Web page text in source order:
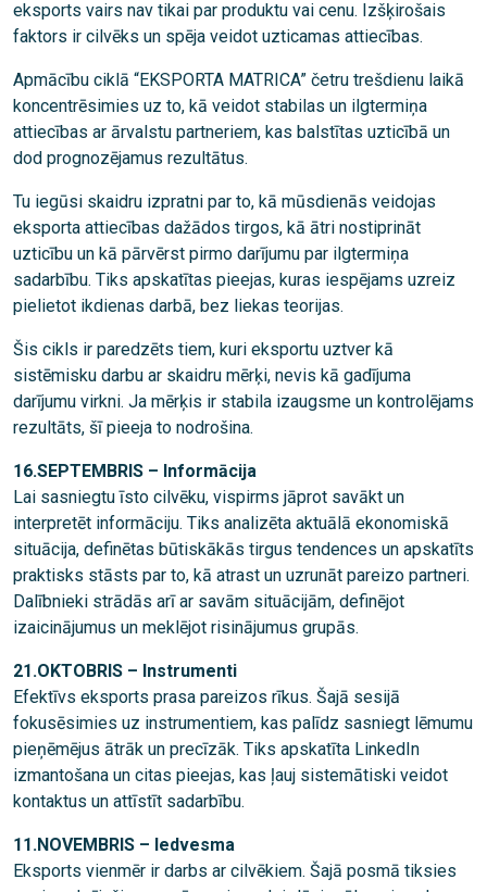
eksports vairs nav tikai par produktu vai cenu. Izšķirošais
faktors ir cilvēks un spēja veidot uzticamas attiecības.
Apmācību ciklā “EKSPORTA MATRICA” četru trešdienu laikā
koncentrēsimies uz to, kā veidot stabilas un ilgtermiņa
attiecības ar ārvalstu partneriem, kas balstītas uzticībā un
dod prognozējamus rezultātus.
Tu iegūsi skaidru izpratni par to, kā mūsdienās veidojas
eksporta attiecības dažādos tirgos, kā ātri nostiprināt
uzticību un kā pārvērst pirmo darījumu par ilgtermiņa
sadarbību. Tiks apskatītas pieejas, kuras iespējams uzreiz
pielietot ikdienas darbā, bez liekas teorijas.
Šis cikls ir paredzēts tiem, kuri eksportu uztver kā
sistēmisku darbu ar skaidru mērķi, nevis kā gadījuma
darījumu virkni. Ja mērķis ir stabila izaugsme un kontrolējams
rezultāts, šī pieeja to nodrošina.
16.SEPTEMBRIS – Informācija
Lai sasniegtu īsto cilvēku, vispirms jāprot savākt un
interpretēt informāciju. Tiks analizēta aktuālā ekonomiskā
situācija, definētas būtiskākās tirgus tendences un apskatīts
praktisks stāsts par to, kā atrast un uzrunāt pareizo partneri.
Dalībnieki strādās arī ar savām situācijām, definējot
izaicinājumus un meklējot risinājumus grupās.
21.OKTOBRIS – Instrumenti
Efektīvs eksports prasa pareizos rīkus. Šajā sesijā
fokusēsimies uz instrumentiem, kas palīdz sasniegt lēmumu
pieņēmējus ātrāk un precīzāk. Tiks apskatīta LinkedIn
izmantošana un citas pieejas, kas ļauj sistemātiski veidot
kontaktus un attīstīt sadarbību.
11.NOVEMBRIS – Iedvesma
Eksports vienmēr ir darbs ar cilvēkiem. Šajā posmā tiksies